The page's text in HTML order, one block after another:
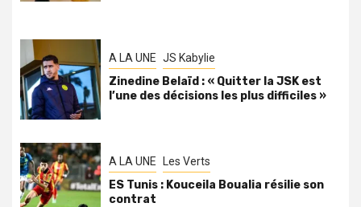
A LA UNE JS Kabylie
Zinedine Belaïd : « Quitter la JSK est
l’une des décisions les plus difficiles »
A LA UNE Les Verts
ES Tunis : Kouceila Boualia résilie son
contrat